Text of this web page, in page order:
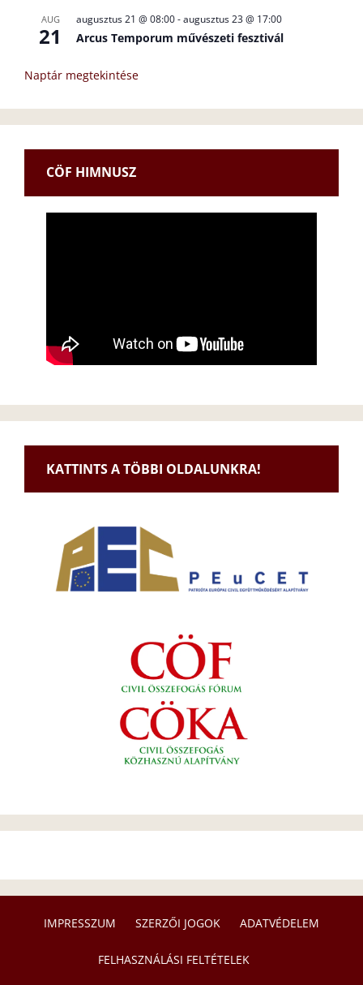
AUG
21
augusztus 21 @ 08:00-augusztus 23 @ 17:00
Arcus Temporum művészeti fesztivál
Naptár megtekintése
CÖF HIMNUSZ
KATTINTS A TÖBBI OLDALUNKRA!
IMPRESSZUM SZERZŐI JOGOK ADATVÉDELEM
FELHASZNÁLÁSI FELTÉTELEK